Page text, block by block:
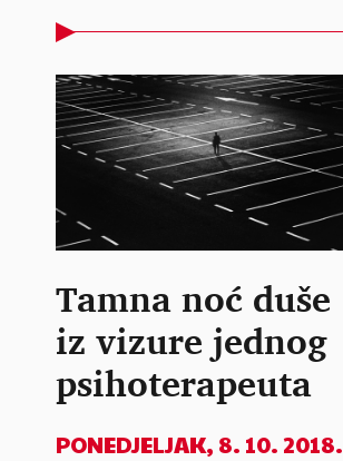
Tamna noć duše
iz vizure jednog
psihoterapeuta
PONEDJELJAK, 8. 10. 2018.